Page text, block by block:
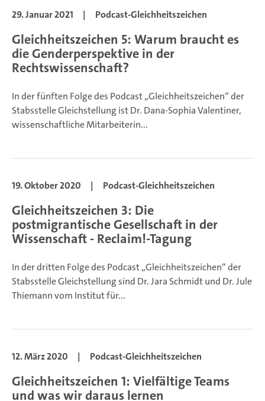
29. Januar 2021 | Podcast-Gleichheitszeichen
Gleichheitszeichen 5: Warum braucht es
die Genderperspektive in der
Rechtswissenschaft?
In der fünften Folge des Podcast „Gleichheitszeichen“ der
Stabsstelle Gleichstellung ist Dr. Dana-Sophia Valentiner,
wissenschaftliche Mitarbeiterin...
19. Oktober 2020 | Podcast-Gleichheitszeichen
Gleichheitszeichen 3: Die
postmigrantische Gesellschaft in der
Wissenschaft - Reclaim!-Tagung
In der dritten Folge des Podcast „Gleichheitszeichen“ der
Stabsstelle Gleichstellung sind Dr. Jara Schmidt und Dr. Jule
Thiemann vom Institut für...
12. März 2020 | Podcast-Gleichheitszeichen
Gleichheitszeichen 1: Vielfältige Teams
und was wir daraus lernen